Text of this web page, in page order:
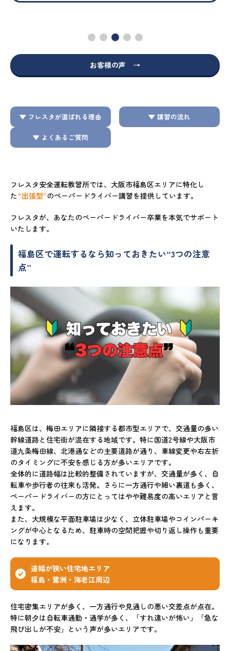
お客様の声 →
▼ フレスタが選ばれる理由 ▼ 講習の流れ
▼ よくあるご質問
フレスタ安全運転教習所では、大阪市福島区エリアに特化し
た“出張型”のペーパードライバー講習を提供しています。
フレスタが、あなたのペーパードライバー卒業を本気でサポート
いたします。
福島区で運転するなら知っておきたい“3つの注意
点”
福島区は、梅田エリアに隣接する都市型エリアで、交通量の多い
幹線道路と住宅街が混在する地域です。特に国道2号線や大阪市
道九条梅田線、北港通などの主要道路が通り、車線変更や右左折
のタイミングに不安を感じる方が多いエリアです。
全体的に道路幅は比較的整備されていますが、交通量が多く、自
転車や歩行者の往来も活発。さらに一方通行や細い裏道も多く、
ペーパードライバーの方にとってはやや難易度の高いエリアと言
えます。
また、大規模な平面駐車場は少なく、立体駐車場やコインパーキ
ングが中心となるため、駐車時の空間把握や切り返し操作も重要
になります。
道幅が狭い住宅地エリア
福島・鷺洲・海老江周辺
住宅密集エリアが多く、一方通行や見通しの悪い交差点が点在。
特に朝夕は自転車通勤・通学が多く、「すれ違いが怖い」「急な
飛び出しが不安」という声が多いエリアです。